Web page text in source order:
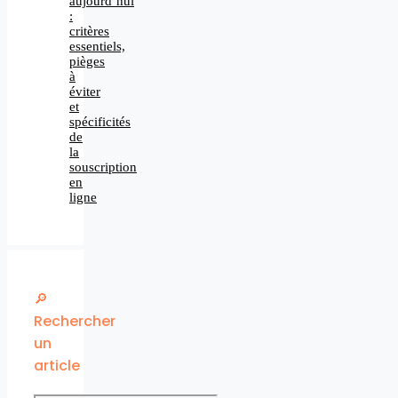
:
critères
essentiels,
pièges
à
éviter
et
spécificités
de
la
souscription
en
ligne
🔎
Rechercher
un
article